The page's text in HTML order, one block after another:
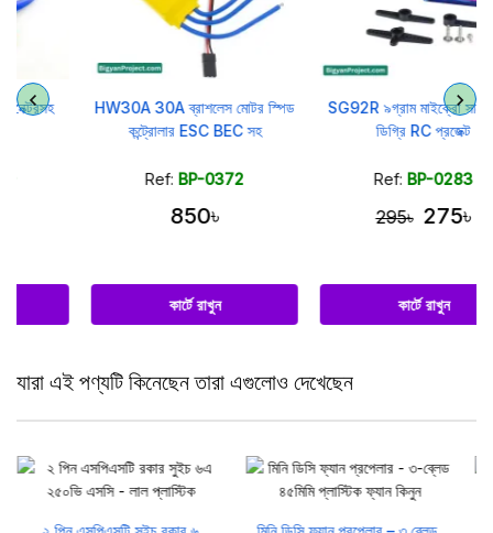
HW30A 30A ব্রাশলেস মোটর স্পিড
কন্ট্রোলার ESC BEC সহ
BP-0372
SG92R ৯গ্রাম মাইক্রো সার্ভো ১৮০
ডিগ্রি RC প্রজেক্ট
BP-0283
275৳
যারা এই পণ্যটি কিনেছেন তারা এগুলোও দেখেছেন